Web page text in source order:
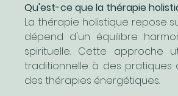
Qu'est-ce que la thérapie
La thérapie holistique repose
dépend d'un équilibre
spirituelle. Cette approche
traditionnelle à des pratiques
des thérapies énergétiques.